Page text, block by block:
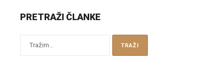
PRETRAŽI ČLANKE